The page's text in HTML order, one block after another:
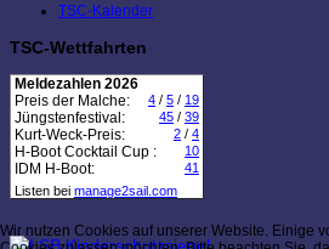
TSC-Kalender
TSC-Wettfahrten
Meldezahlen 2026
Preis der Malche:
4 / 5 / 19
Jüngstenfestival: 45 / 39
Kurt-Weck-Preis: 2 / 4
H-Boot Cocktail Cup : 10
IDM H-Boot:
41
Listen bei manage2sail.com
Wir nutzen Cookies auf unserer Website. Einige